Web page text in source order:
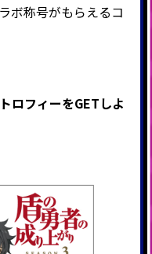
ボ称号がもらえるコ
ロフィーをGETしよ